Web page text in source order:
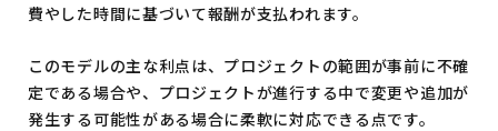
費やした時間に基づいて報酬が支払われます。
このモデルの主な利点は、プロジェクトの範囲が事前に不確
定である場合や、プロジェクトが進行する中で変更や追加が
発生する可能性がある場合に柔軟に対応できる点です。